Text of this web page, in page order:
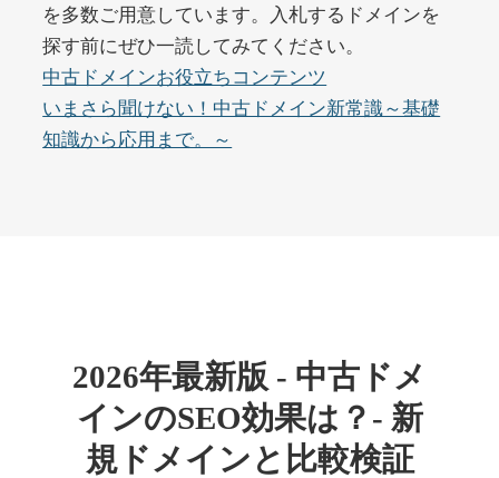
buywrite-plus.com
ジャンルその他
DA 45 外部リンク数4677 ドメイン年齢2年
10,800円 入札 0件
詳細を見る
外部リンク数963 ドメイン年齢
4,500円
を多数ご用意しています。入札するドメインを
探す前にぜひ一読してみてください。
中古ドメインお役立ちコンテンツ
いまさら聞けない！中古ドメイン新常識～基礎
知識から応用まで。～
2026年最新版 - 中古ドメ
インのSEO効果は？- 新
規ドメインと比較検証